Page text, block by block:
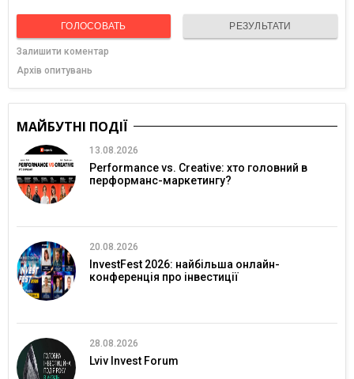
ГОЛОСОВАТЬ РЕЗУЛЬТАТИ
Залишити коментар
Архів опитувань
МАЙБУТНІ ПОДІЇ
13.08.2026
Performance vs. Creative: хто головний в
перформанс-маркетингу?
20.08.2026
InvestFest 2026: найбільша онлайн-
конференція про інвестиції
28.08.2026
Lviv Invest Forum